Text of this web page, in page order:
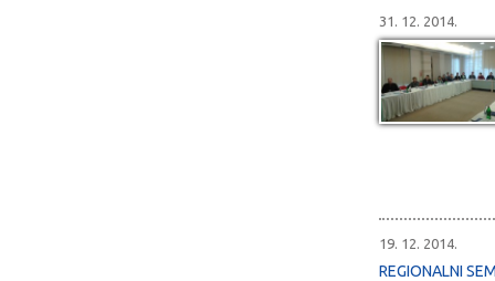
31. 12. 2014.
19. 12. 2014.
REGIONALNI